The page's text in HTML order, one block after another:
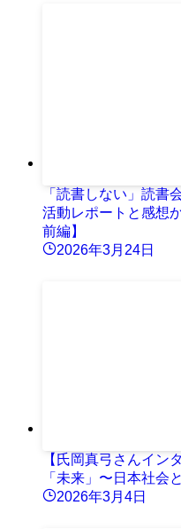
「読書しない」読書
活動レポートと感想
前編】
2026年3月24日
【氏岡真弓さんイン
「未来」〜日本社会
2026年3月4日